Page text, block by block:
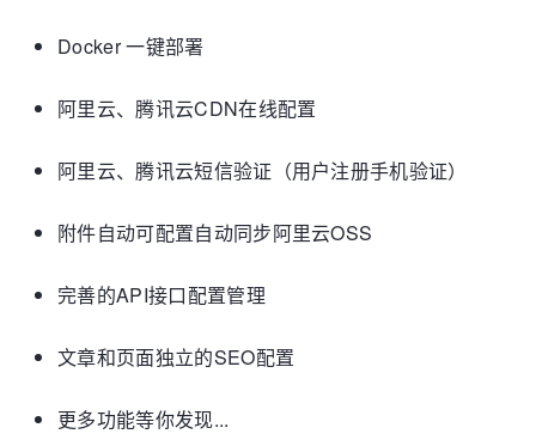
Docker 一键部署
阿里云、腾讯云CDN在线配置
阿里云、腾讯云短信验证（用户注册手机验证）
附件自动可配置自动同步阿里云OSS
完善的API接口配置管理
文章和页面独立的SEO配置
更多功能等你发现...